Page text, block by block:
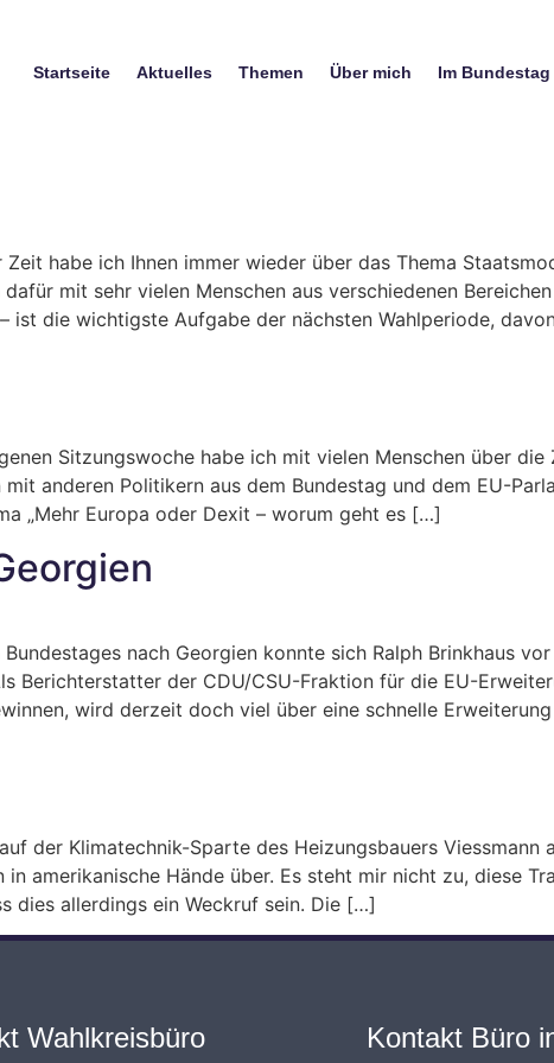
Startseite Aktuelles Themen Über mich Im Bundestag
habe ich Ihnen immer wieder über das Thema
mit sehr vielen Menschen aus verschiedenen
ist die wichtigste Aufgabe der nächsten Wahlperiode,
Sitzungswoche habe ich mit vielen Menschen über
anderen Politikern aus dem Bundestag und dem EU-
„Mehr Europa oder Dexit – worum geht es […]
nach Georgien konnte sich Ralph Brinkhaus
Berichterstatter der CDU/CSU-Fraktion für die EU-
wird derzeit doch viel über eine schnelle
der Klimatechnik-Sparte des Heizungsbauers Viessmann
amerikanische Hände über. Es steht mir nicht zu, diese
dies allerdings ein Weckruf sein. Die […]
Wahlkreisbüro Kontakt Büro